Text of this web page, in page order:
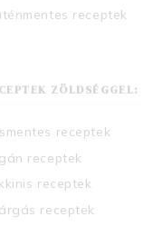
receptek
ZÖLDSÉGGEL:
receptek
receptek
receptek
receptek